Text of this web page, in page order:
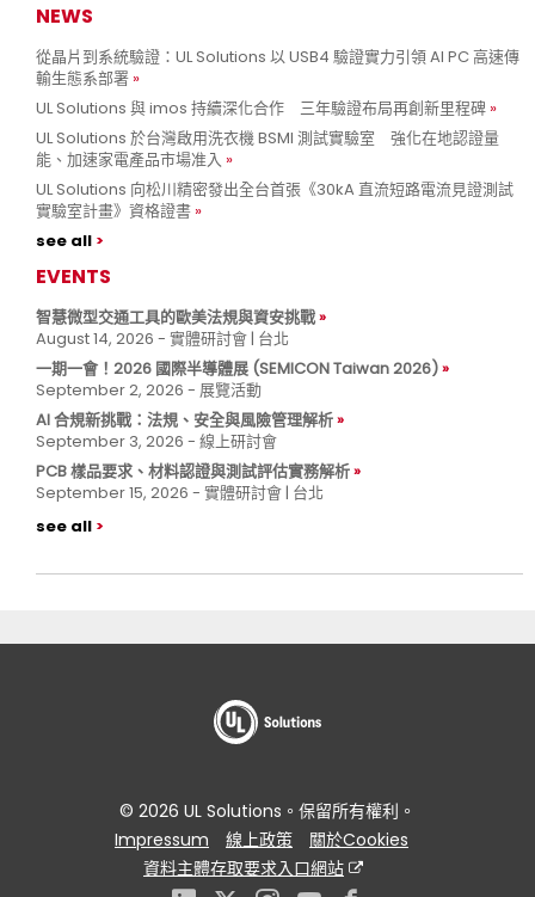
NEWS
從晶片到系統驗證：UL Solutions 以 USB4 驗證實力引領 AI PC 高速傳
輸生態系部署
UL Solutions 與 imos 持續深化合作 三年驗證布局再創新里程碑
UL Solutions 於台灣啟用洗衣機 BSMI 測試實驗室 強化在地認證量
能、加速家電產品市場准入
UL Solutions 向松川精密發出全台首張《30kA 直流短路電流見證測試
實驗室計畫》資格證書
see all
EVENTS
智慧微型交通工具的歐美法規與資安挑戰
August 14, 2026 - 實體研討會 | 台北
一期一會！2026 國際半導體展 (SEMICON Taiwan 2026)
September 2, 2026 - 展覽活動
AI 合規新挑戰：法規、安全與風險管理解析
September 3, 2026 - 線上研討會
PCB 樣品要求、材料認證與測試評估實務解析
September 15, 2026 - 實體研討會 | 台北
see all
© 2026 UL Solutions。保留所有權利。
Impressum
線上政策
關於Cookies
資料主體存取要求入口網站